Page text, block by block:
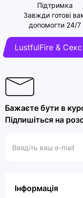
Підтримка
Завжди готові
допомогти 24/7
LustfulFire &
Бажаєте бути в
Підпишіться на
Інформація